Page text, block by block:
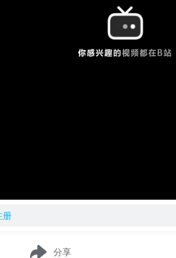
册
分享